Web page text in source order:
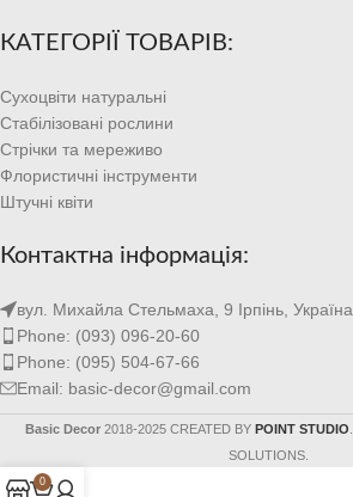
КАТЕГОРІЇ ТОВАРІВ:
Сухоцвіти натуральні
Стабілізовані рослини
Стрічки та мереживо
Флористичні інструменти
Штучні квіти
Контактна інформація:
вул. Михайла Стельмаха, 9 Ірпінь, Україна
Phone: (093) 096-20-60
Phone: (095) 504-67-66
Email: basic-decor@gmail.com
Basic Decor 2018-2025 CREATED BY POINT STUDIO
SOLUTIONS.
0